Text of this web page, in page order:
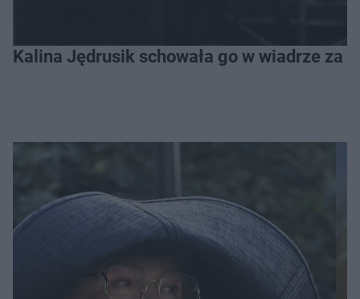
Kalina Jędrusik schowała go w wiadrze za